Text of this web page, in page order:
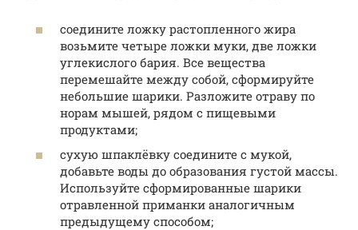
соедините ложку растопленного жира
возьмите четыре ложки муки, две ложки
углекислого бария. Все вещества
перемешайте между собой, сформируйте
небольшие шарики. Разложите отраву по
норам мышей, рядом с пищевыми
продуктами;
сухую шпаклёвку соедините с мукой,
добавьте воды до образования густой массы.
Используйте сформированные шарики
отравленной приманки аналогичным
предыдущему способом;